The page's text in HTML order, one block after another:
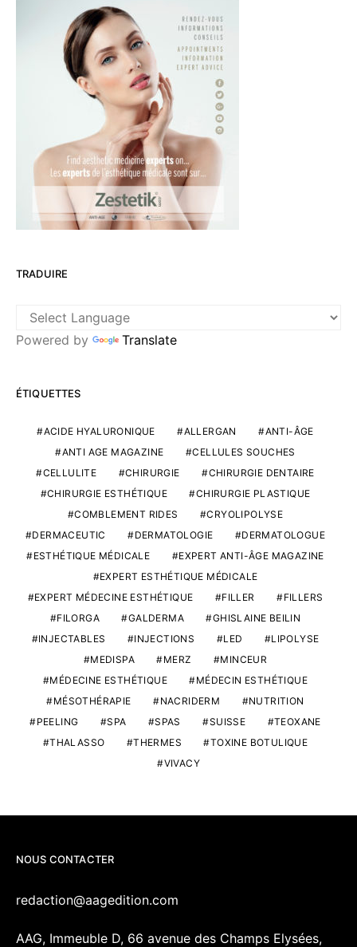
TRADUIRE
Powered by Translate
ÉTIQUETTES
ACIDE HYALURONIQUE ALLERGAN
ANTI-ÂGE
ANTI AGE MAGAZINE
CELLULES SOUCHES
CELLULITE
CHIRURGIE
CHIRURGIE DENTAIRE
CHIRURGIE ESTHÉTIQUE
CHIRURGIE PLASTIQUE
COMBLEMENT RIDES
CRYOLIPOLYSE
DERMACEUTIC
DERMATOLOGIE
DERMATOLOGUE
ESTHÉTIQUE MÉDICALE
EXPERT ANTI-ÂGE MAGAZINE
EXPERT ESTHÉTIQUE MÉDICALE
EXPERT MÉDECINE ESTHÉTIQUE
FILLER
FILLERS
FILORGA
GALDERMA
GHISLAINE BEILIN
INJECTABLES
INJECTIONS LED
LIPOLYSE
MEDISPA
MERZ
MINCEUR
MÉDECINE ESTHÉTIQUE
MÉDECIN ESTHÉTIQUE
MÉSOTHÉRAPIE
NACRIDERM
NUTRITION
PEELING
SPA SPAS SUISSE
TEOXANE
THALASSO
THERMES
TOXINE BOTULIQUE
VIVACY
NOUS CONTACTER
redaction@aagedition.com
AAG, Immeuble D, 66 avenue des Champs Elysées,